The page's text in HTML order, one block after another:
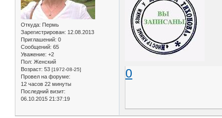
Откуда: Пермь
Зарегистрирован: 12.08.2013
Приглашений: 0
Сообщений: 65
Уважение: +2
Пол: Женский
Возраст: 53 [1972-08-25]
Провел на форуме:
12 часов 22 минуты
Последний визит:
06.10.2015 21:37:19
0